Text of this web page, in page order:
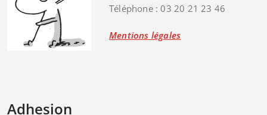
Téléphone : 03 20 21 23 46
Mentions légales
Adhesion